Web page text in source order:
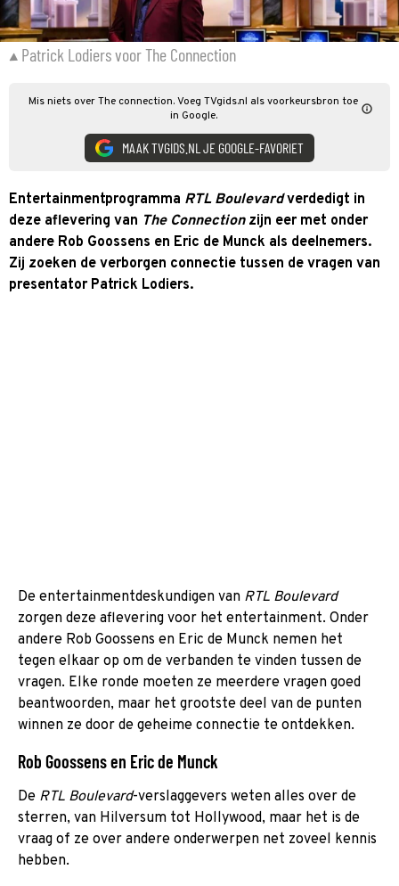
Patrick Lodiers voor The Connection
Mis niets over The connection. Voeg TVgids.nl als voorkeursbron toe
in Google.
MAAK TVGIDS.NL JE GOOGLE-FAVORIET
Entertainmentprogramma RTL Boulevardverdedigt in
deze aflevering van The Connectionzijn eer met onder
andere Rob Goossens en Eric de Munck als deelnemers.
Zij zoeken de verborgen connectie tussen de vragen van
presentator Patrick Lodiers.
De entertainmentdeskundigen van RTL Boulevard
zorgen deze aflevering voor het entertainment. Onder
andere Rob Goossens en Eric de Munck nemen het
tegen elkaar op om de verbanden te vinden tussen de
vragen. Elke ronde moeten ze meerdere vragen goed
beantwoorden, maar het grootste deel van de punten
winnen ze door de geheime connectie te ontdekken.
Rob Goossens en Eric de Munck
De RTL Boulevard-verslaggevers weten alles over de
sterren, van Hilversum tot Hollywood, maar het is de
vraag of ze over andere onderwerpen net zoveel kennis
hebben.